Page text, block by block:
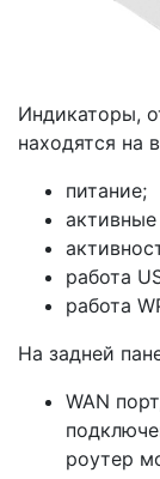
Индикаторы,
находятся на
питание;
работа
работа
На задней
WAN
роутер